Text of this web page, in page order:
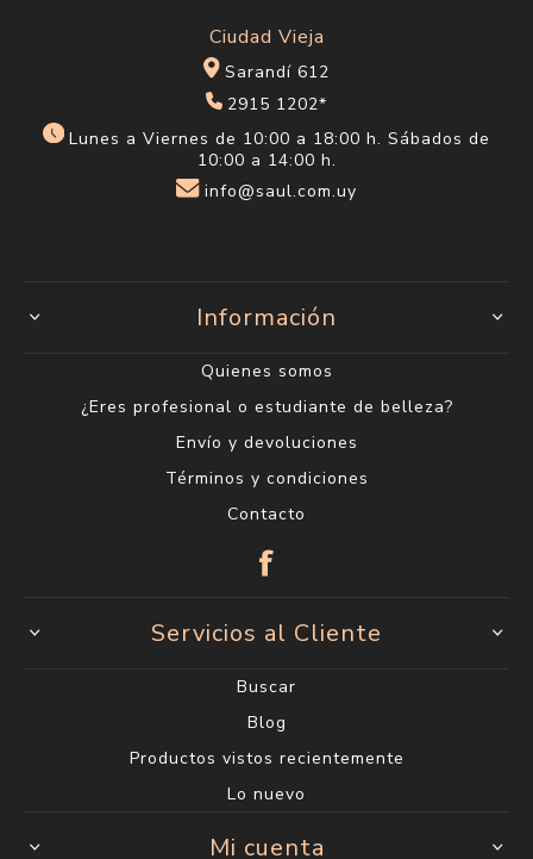
Ciudad Vieja
Sarandí 612
2915 1202*
Lunes a Viernes de 10:00 a 18:00 h. Sábados de
10:00 a 14:00 h.
info@saul.com.uy
Información
Quienes somos
¿Eres profesional o estudiante de belleza?
Envío y devoluciones
Términos y condiciones
Contacto
Servicios al Cliente
Buscar
Blog
Productos vistos recientemente
Lo nuevo
Mi cuenta